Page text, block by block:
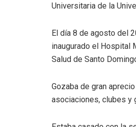
Universitaria de la
El día 8 de agosto del
inaugurado el Hospital
Salud de Santo
Gozaba de gran
asociaciones, clubes y